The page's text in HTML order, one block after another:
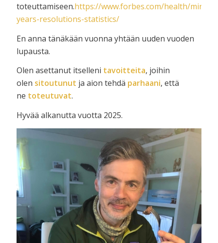
toteuttamiseen.https://www.forbes.com/health/mind/
years-resolutions-statistics/
En anna tänäkään vuonna yhtään uuden vuoden
lupausta.
Olen asettanut itselleni tavoitteita, joihin
olen sitoutunut ja aion tehdä parhaani, että
ne toteutuvat.
Hyvää alkanutta vuotta 2025.